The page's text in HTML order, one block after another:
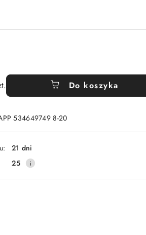
Do koszyka
534649749 8-20
21 dni
25